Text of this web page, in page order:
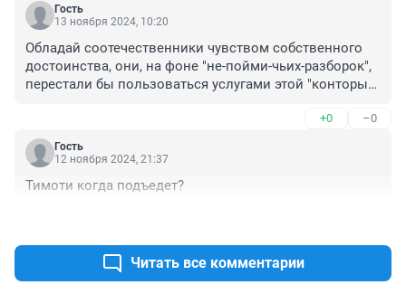
Гость
13 ноября 2024, 10:20
Обладай соотечественники чувством собственного
достоинства, они, на фоне "не-пойми-чьих-разборок",
перестали бы пользоваться услугами этой "конторы".
+0 –0
Гость
12 ноября 2024, 21:37
Тимоти когда подъедет?
Читать все комментарии